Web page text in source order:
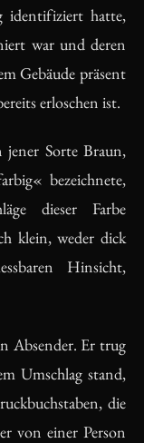
identifiziert hatte,
war und deren
Gebäude präsent
erloschen ist.
Sorte Braun,
bezeichnete,
dieser Farbe
klein, weder dick
Hinsicht,
Absender. Er trug
Umschlag stand,
die
von einer Person